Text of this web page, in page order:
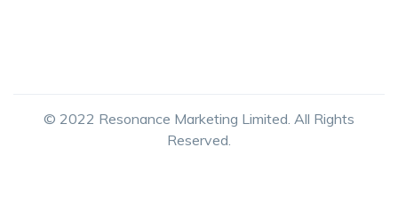
© 2022 Resonance Marketing Limited. All Rights
Reserved.